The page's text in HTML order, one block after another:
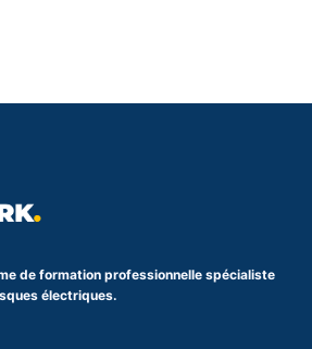
de formation professionnelle spécialiste
électriques.